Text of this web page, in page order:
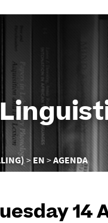
EN AGENDA
14